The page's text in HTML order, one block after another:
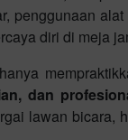
penggunaan
diri di meja
dan
lawan bicara,